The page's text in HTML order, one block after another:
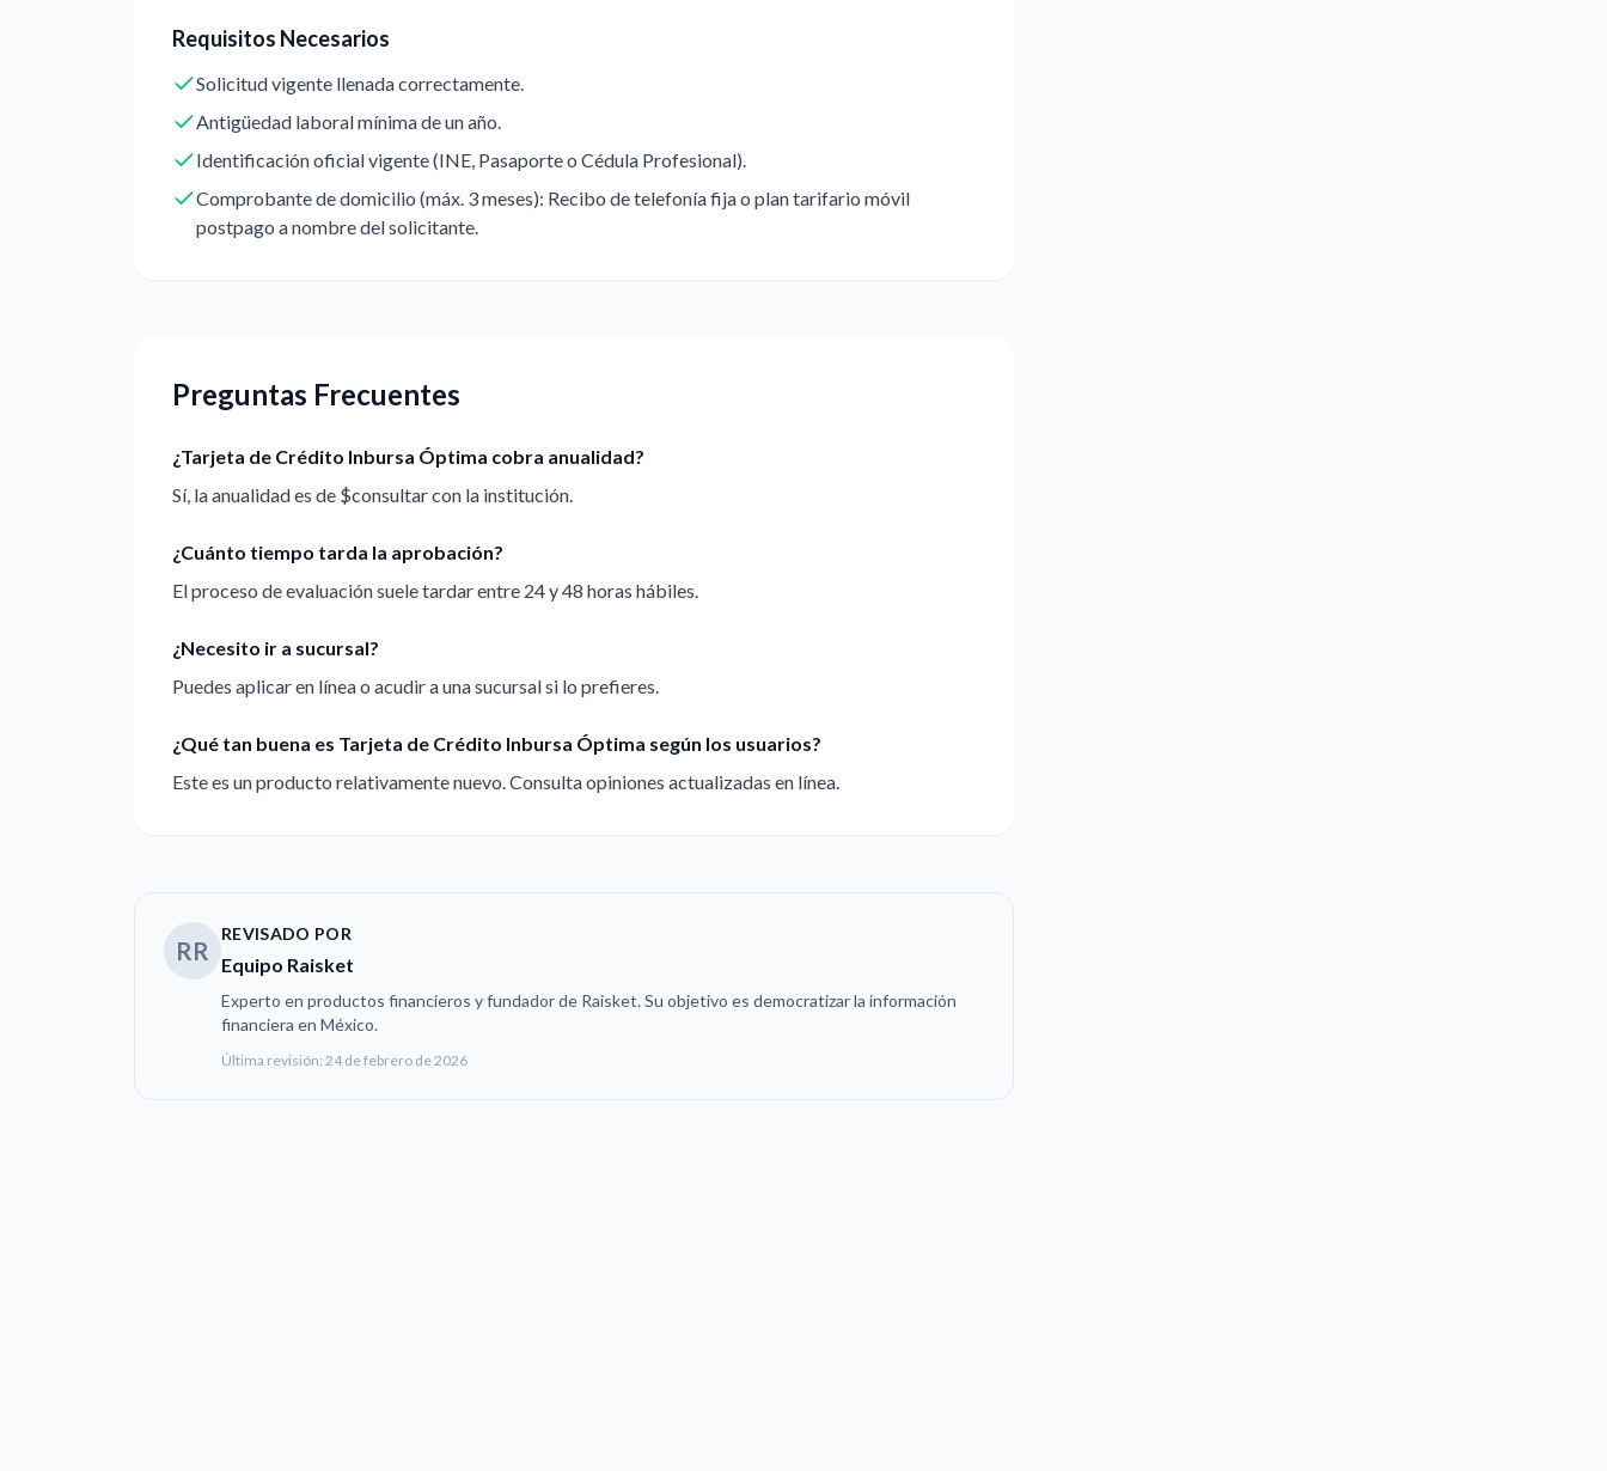
Requisitos Necesarios
Solicitud vigente llenada correctamente.
Antigüedad laboral mínima de un año.
Identificación oficial vigente (INE, Pasaporte o Cédula Profesional).
Comprobante de domicilio (máx. 3 meses): Recibo de telefonía fija o plan tarifario móvil
postpago a nombre del solicitante.
Preguntas Frecuentes
¿Tarjeta de Crédito Inbursa Óptima cobra anualidad?
Sí, la anualidad es de $consultar con la institución.
¿Cuánto tiempo tarda la aprobación?
El proceso de evaluación suele tardar entre 24 y 48 horas hábiles.
¿Necesito ir a sucursal?
Puedes aplicar en línea o acudir a una sucursal si lo prefieres.
¿Qué tan buena es Tarjeta de Crédito Inbursa Óptima según los usuarios?
Este es un producto relativamente nuevo. Consulta opiniones actualizadas en línea.
RR
REVISADO POR
Equipo Raisket
Experto en productos financieros y fundador de Raisket. Su objetivo es democratizar la información
financiera en México.
Última revisión: 24 de febrero de 2026